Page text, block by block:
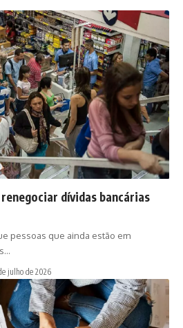
dívidas bancárias
pessoas que ainda estão em
julho de 2026